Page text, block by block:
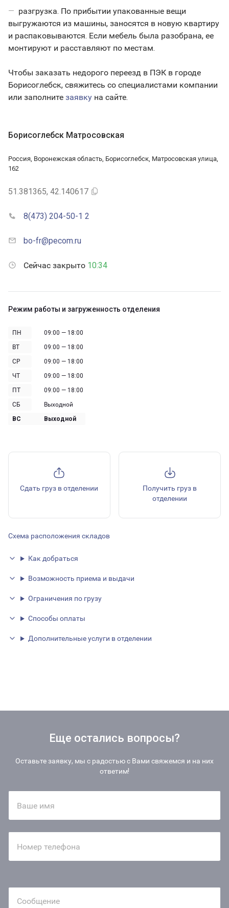
разгрузка. По прибытии упакованные вещи
выгружаются из машины, заносятся в новую квартиру
и распаковываются. Если мебель была разобрана, ее
монтируют и расставляют по местам.
Чтобы заказать недорого переезд в ПЭК в городе
Борисоглебск, свяжитесь со специалистами компании
или заполните заявку на сайте.
Борисоглебск Матросовская
Россия, Воронежская область, Борисоглебск, Матросовская улица,
162
51.381365, 42.140617
8(473) 204-50-1 2
bo-fr@pecom.ru
Сейчас закрыто 10:34
Режим работы и загруженность отделения
ПН
09:00 — 18:00
ВТ
09:00 — 18:00
СР
09:00 — 18:00
ЧТ
09:00 — 18:00
ПТ
09:00 — 18:00
СБ
Выходной
ВС
Выходной
Сдать груз в отделении
Получить груз в
отделении
Схема расположения складов
Как добраться
Возможность приема и выдачи
Ограничения по грузу
Способы оплаты
Дополнительные услуги в отделении
Еще остались вопросы?
Оставьте заявку, мы с радостью с Вами свяжемся и на них
ответим!
Ваше имя
Номер телефона
Сообщение